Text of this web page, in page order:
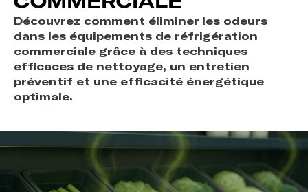
Découvrez comment éliminer les odeurs
dans les équipements de réfrigération
commerciale grâce à des techniques
efficaces de nettoyage, un entretien
préventif et une efficacité énergétique
optimale.